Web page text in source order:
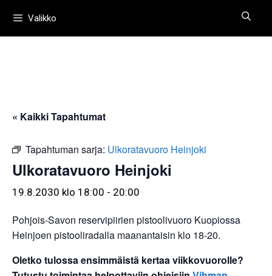
sisältöönValikko
« Kaikki Tapahtumat
Tapahtuman sarja: Ulkoratavuoro Heinjoki
Ulkoratavuoro Heinjoki
19.8.2030 klo 18:00 - 20:00
Pohjois-Savon reservipiirien pistoolivuoro Kuopiossa
Heinjoen pistooliradalla maanantaisin klo 18-20.
Oletko tulossa ensimmäistä kertaa viikkovuorolle?